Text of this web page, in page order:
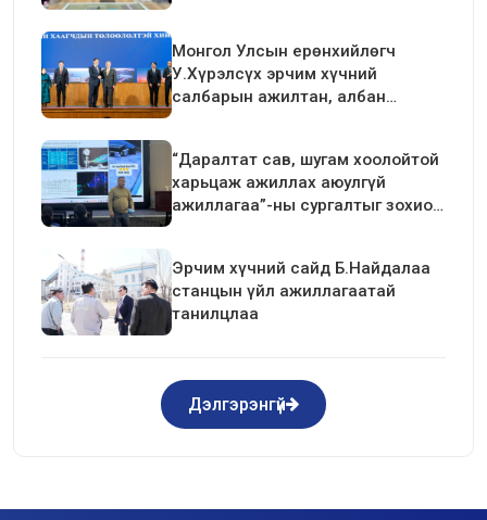
Монгол Улсын ерөнхийлөгч
У.Хүрэлсүх эрчим хүчний
салбарын ажилтан, албан
“Даралтат сав, шугам хоолойтой
харьцаж ажиллах аюулгүй
ажиллагаа”-ны сургалтыг зохион
Эрчим хүчний сайд Б.Найдалаа
станцын үйл ажиллагаатай
танилцлаа
Дэлгэрэнгүй